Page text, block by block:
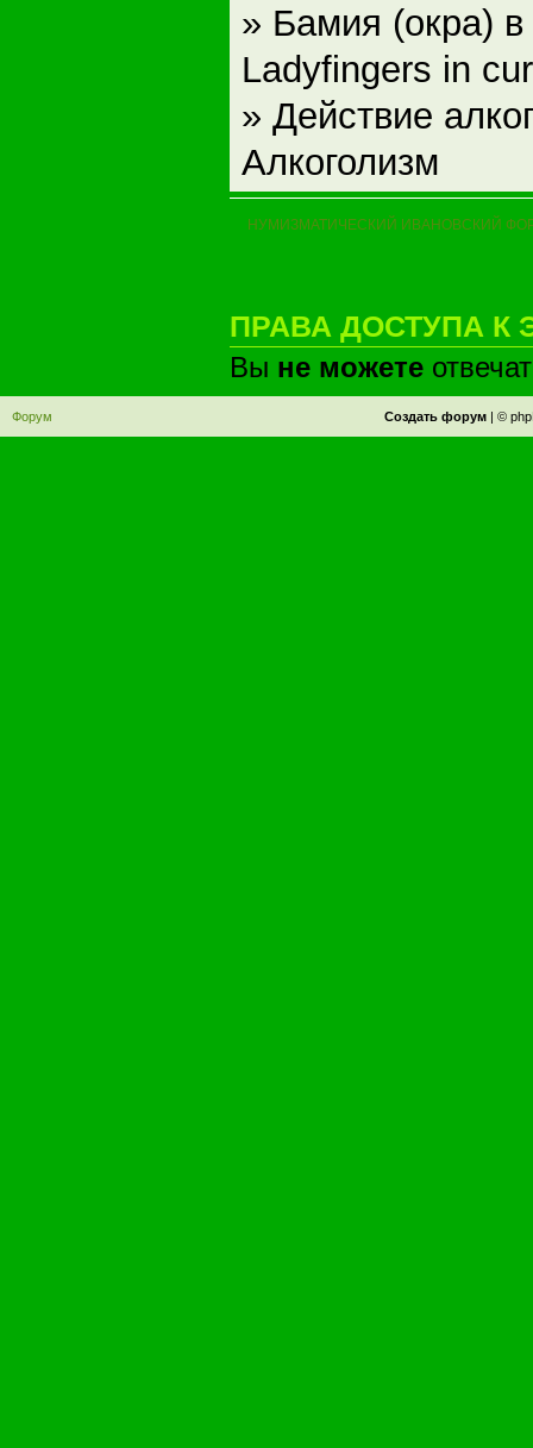
» Бамия (окра) в
Ladyfingers in
» Действие
Алкоголизм
НУМИЗМАТИЧЕСКИЙ ИВАНОВСКИЙ
ПРАВА ДОСТУПА К
Вы не можете
Форум Создать форум | ©